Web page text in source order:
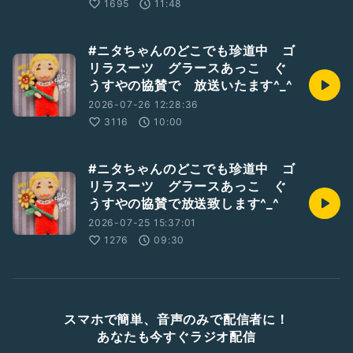
1695 11:48
#ニタちゃんのどこでも珍道中 ゴ
リラスーツ グラースあっこ ぐ
うすやの協賛で 放送いたます^_^
2026-07-26 12:28:36
3116
10:00
#ニタちゃんのどこでも珍道中 ゴ
リラスーツ グラースあっこ ぐ
うすやの協賛で放送致します^_^
2026-07-25 15:37:01
1276
09:30
スマホで簡単、音声のみで配信者に！
あなたも今すぐラジオ配信